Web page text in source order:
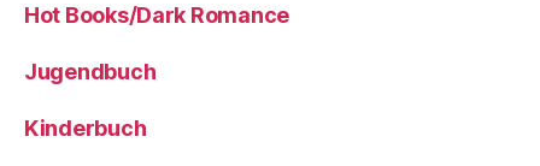
Hot Books/Dark Romance
Jugendbuch
Kinderbuch